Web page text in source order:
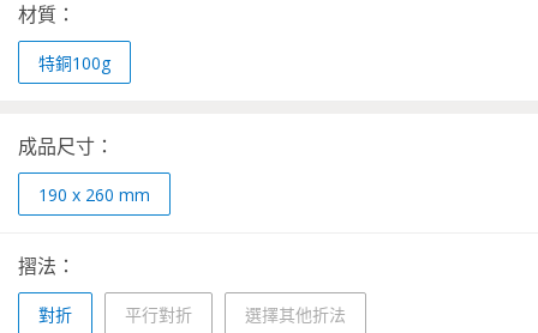
材質：
特銅100g
成品尺寸：
190 x 260 mm
摺法：
對折 平行對折 選擇其他折法